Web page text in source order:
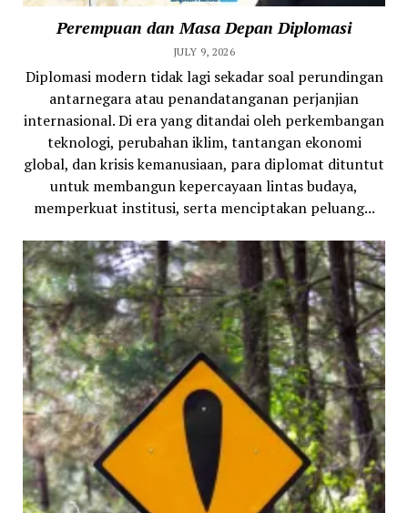
Perempuan dan Masa Depan Diplomasi
JULY 9, 2026
Diplomasi modern tidak lagi sekadar soal perundingan
antarnegara atau penandatanganan perjanjian
internasional. Di era yang ditandai oleh perkembangan
teknologi, perubahan iklim, tantangan ekonomi
global, dan krisis kemanusiaan, para diplomat dituntut
untuk membangun kepercayaan lintas budaya,
memperkuat institusi, serta menciptakan peluang...